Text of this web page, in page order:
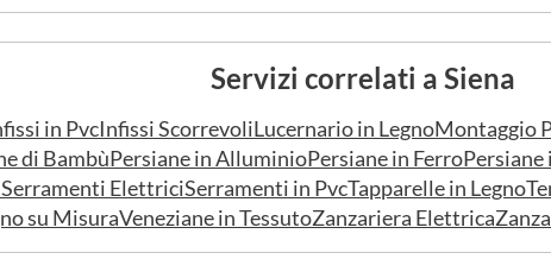
Servizi correlati a Siena
in PvcInfissi ScorrevoliLucernario in LegnoMontaggio
di BambùPersiane in AlluminioPersiane in FerroPersiane
Serramenti ElettriciSerramenti in PvcTapparelle in Legno
su MisuraVeneziane in TessutoZanzariera Elettrica